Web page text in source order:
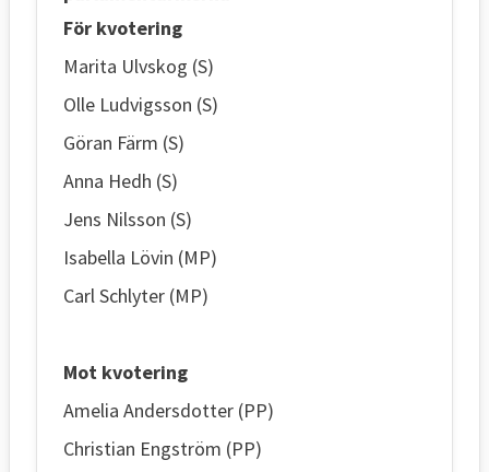
För kvotering
Marita Ulvskog (S)
Olle Ludvigsson (S)
Göran Färm (S)
Anna Hedh (S)
Jens Nilsson (S)
Isabella Lövin (MP)
Carl Schlyter (MP)
Mot kvotering
Amelia Andersdotter (PP)
Christian Engström (PP)